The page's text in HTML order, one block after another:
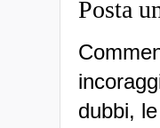
Posta
dubbi,